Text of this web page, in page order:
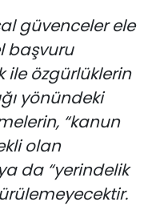
güvenceler ele
başvuru
ile özgürlüklerin
yönündeki
“kanun
olan
da “yerindelik